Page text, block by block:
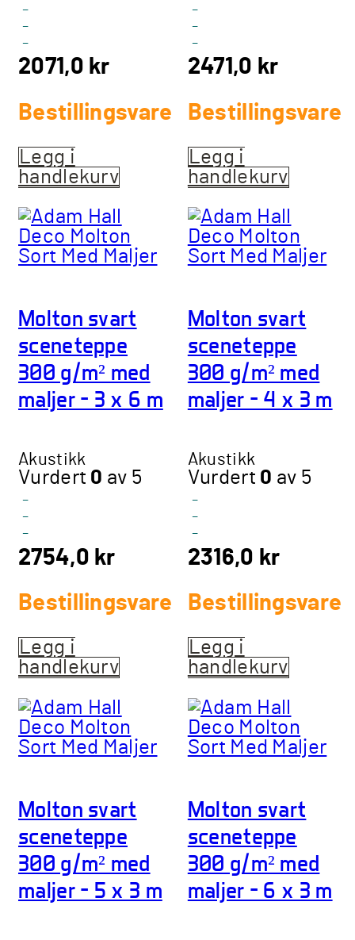
-
-
-
2071,0 kr
Bestillingsvare
Legg i
handlekurv
-
-
-
2471,0 kr
Bestillingsvare
Legg i
handlekurv
Molton svart
sceneteppe
300 g/m² med
maljer – 3 x 6 m
Akustikk
Vurdert 0 av 5
-
-
-
2754,0 kr
Bestillingsvare
Legg i
handlekurv
Molton svart
sceneteppe
300 g/m² med
maljer – 4 x 3 m
Akustikk
Vurdert 0 av 5
-
-
-
2316,0 kr
Bestillingsvare
Legg i
handlekurv
Molton svart
sceneteppe
300 g/m² med
maljer – 5 x 3 m
Molton svart
sceneteppe
300 g/m² med
maljer – 6 x 3 m